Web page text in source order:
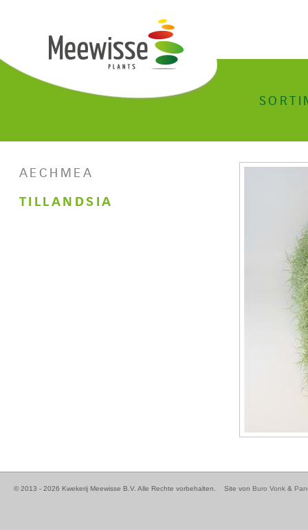
AECHMEA
TILLANDSIA
© 2013 - 2026 Kwekerij Meewisse B.V. Alle Rechte vorbehalten. Site von Buro Vonk &